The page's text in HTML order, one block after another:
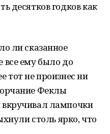
десятков годков как
ли сказанное
все ему было до
тот не произнес ни
Феклы
лампочки
столь ярко, что